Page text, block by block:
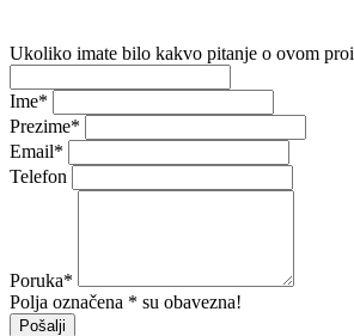
Ukoliko imate bilo kakvo pitanje o ovom
Ime*
Prezime*
Email*
Telefon
Poruka*
Polja označena * su obavezna!
Pošalji